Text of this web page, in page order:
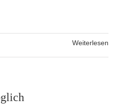
Weiterlesen